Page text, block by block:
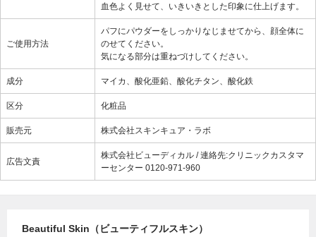
血色よく見せて、いきいきとした印象に仕上げます。
ご使用方法
パフにパウダーをしっかりなじませてから、顔全体に
のせてください。
気になる部分は重ねづけしてください。
成分 マイカ、酸化亜鉛、酸化チタン、酸化鉄
区分 化粧品
販売元 株式会社スキンキュア・ラボ
広告文責
株式会社ビューディカル / 連絡先:クリニックカスタマ
ーセンター 0120-971-960
Beautiful Skin（ビューティフルスキン）